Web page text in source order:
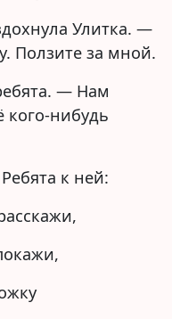
Улитка. —
Ползите за мной.
— Нам
нибудь
к ней: